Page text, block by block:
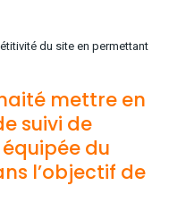
du site en permettant
mettre en
suivi de
du
l’objectif de